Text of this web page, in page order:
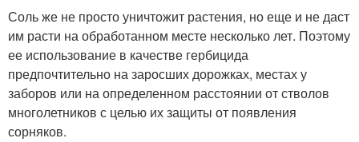
Соль же не просто уничтожит растения, но еще и не даст
им расти на обработанном месте несколько лет. Поэтому
ее использование в качестве гербицида
предпочтительно на заросших дорожках, местах у
заборов или на определенном расстоянии от стволов
многолетников с целью их защиты от появления
сорняков.